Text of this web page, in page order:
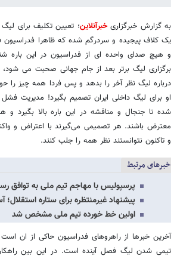
به گزارش خبرگزاریخبرآنلاین؛ تعیین تکلیف برای
یک کلاف پیجیده و سردرگم شده که ظاهرا فدراسیون
و هیچ صدای واحده ای از فدراسیون در این باره
برگزاری لیگ برتر بعد از جام جهانی صحبت می
درباره لیگ نظر آخر را بدهد و پس فردا همه چیز را
او برای لیگ داخلی ایران تصمیم بگیرد! مدیریت
شده تا جنجال و مناقشه در این باره بالا بگیرد و
معترض باشند. هر تصمیمی می‌گیرند با اعتراض و
و تاکنون نتوانستند نظر همه را جلب کنند.
خبرهای مرتبط
پرسپولیس با مهاجم تیم ملی به توافق
پیشنهاد غیرمنتظره برای ستاره
اولین خط خورده تیم ملی مشخص شد
تیمی شدن لیگ فصل آینده است. در این بین